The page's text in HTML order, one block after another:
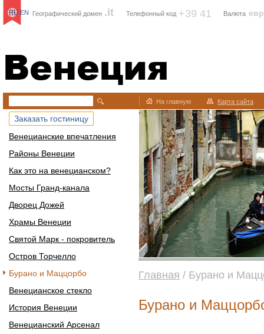
Венеция
Географический домен .it Телефонный код +39 41 Валюта
RU EN
На главную Карта сайта
Заказать гостиницу
Венецианские впечатления
Районы Венеции
Как это на венецианском?
Мосты Гранд-канала
Дворец Дожей
Храмы Венеции
Святой Марк - покровитель
Остров Торчелло
Бурано и Маццорбо
Венецианское стекло
История Венеции
Венецианский Арсенал
Главная / Бурано и
Бурано и